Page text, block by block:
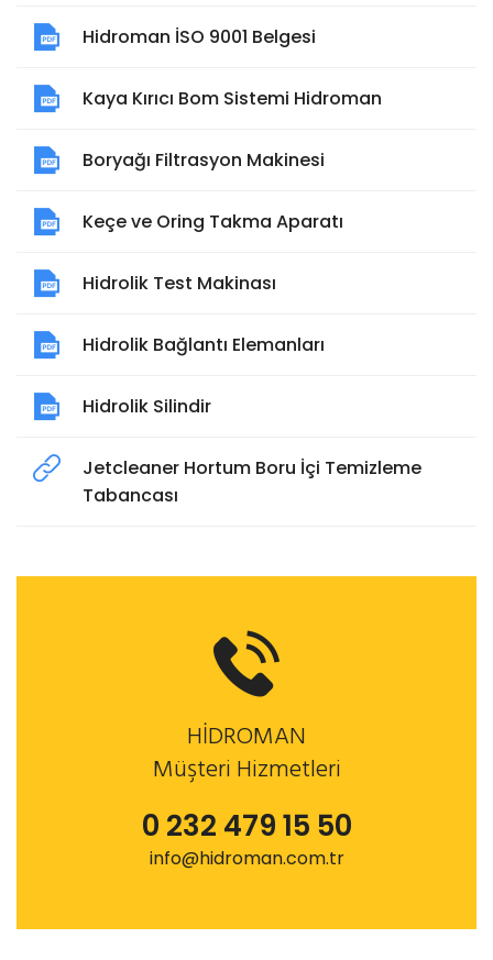
Hidroman İSO 9001 Belgesi
Kaya Kırıcı Bom Sistemi Hidroman
Boryağı Filtrasyon Makinesi
Keçe ve Oring Takma Aparatı
Hidrolik Test Makinası
Hidrolik Bağlantı Elemanları
Hidrolik Silindir
Jetcleaner Hortum Boru İçi Temizleme
Tabancası
HİDROMAN
Müşteri Hizmetleri
0 232 479 15 50
info@hidroman.com.tr